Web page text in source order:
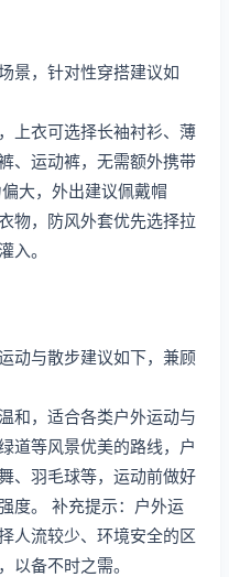
景，针对性穿搭建议如
上衣可选择长袖衬衫、薄
、运动裤，无需额外携带
大，外出建议佩戴帽
物，防风外套优先选择拉
入。
动与散步建议如下，兼顾
和，适合各类户外运动与
道等风景优美的路线，户
、羽毛球等，运动前做好
度。 补充提示：户外运
人流较少、环境安全的区
以备不时之需。